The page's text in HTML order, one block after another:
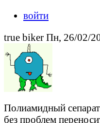
войти
true biker Пн, 26/02/
Полиамидный
без проблем